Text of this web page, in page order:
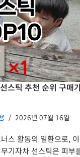
스틱 추천 순위 구매
2026년 07월 16일
스 활동의 일환으로,
기자차 선스틱은 피부